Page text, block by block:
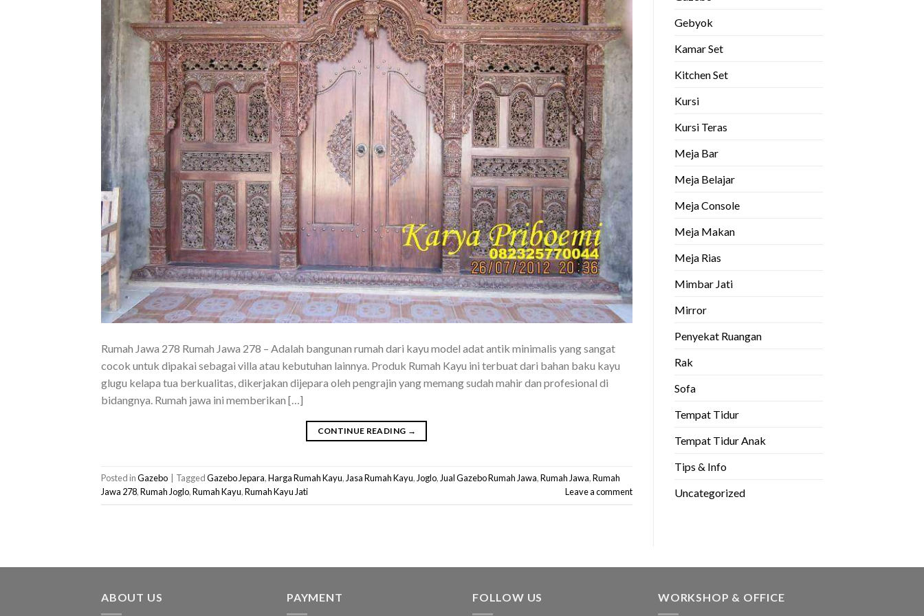
Rumah Jawa 278 Rumah Jawa 278 – Adalah bangunan rumah dari kayu model adat antik minimalis yang sangat
cocok untuk dipakai sebagai villa atau kebutuhan lainnya. Produk Rumah Kayu ini terbuat dari bahan baku kayu
glugu kelapa tua berkualitas, dikerjakan dijepara oleh pengrajin yang memang sudah mahir dan profesional di
bidangnya. Rumah jawa ini memberikan […]
CONTINUE READING →
Posted inGazebo TaggedGazebo Jepara,Harga Rumah Kayu,Jasa Rumah Kayu,Joglo,Jual Gazebo Rumah Jawa,Rumah Jawa,Rumah
Jawa 278,Rumah Joglo,Rumah Kayu,Rumah Kayu Jati Leave a comment
Gebyok
Kamar Set
Kitchen Set
Kursi
Kursi Teras
Meja Bar
Meja Belajar
Meja Console
Meja Makan
Meja Rias
Mimbar Jati
Mirror
Penyekat Ruangan
Rak
Sofa
Tempat Tidur
Tempat Tidur Anak
Tips & Info
Uncategorized
ABOUT US PAYMENT FOLLOW US WORKSHOP & OFFICE